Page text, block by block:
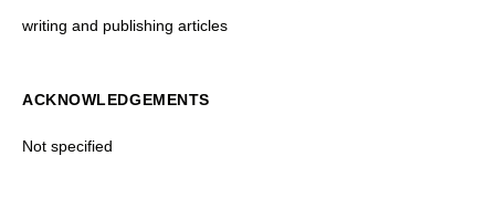
writing and publishing articles
ACKNOWLEDGEMENTS
Not specified